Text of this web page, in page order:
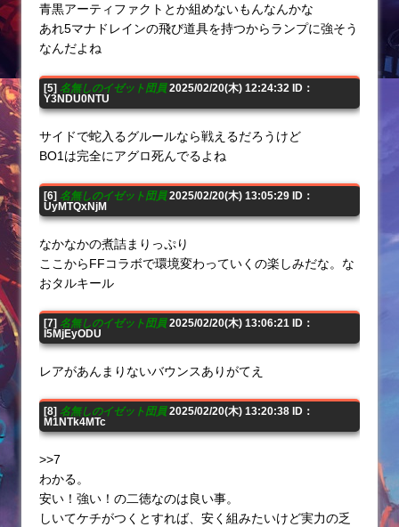
青黒アーティファクトとか組めないもんなんかな
あれ5マナドレインの飛び道具を持つからランプに強そう
なんだよね
[5] 名無しのイゼット団員2025/02/20(木) 12:24:32 ID：
Y3NDU0NTU
サイドで蛇入るグルールなら戦えるだろうけど
BO1は完全にアグロ死んでるよね
[6] 名無しのイゼット団員2025/02/20(木) 13:05:29 ID：
UyMTQxNjM
なかなかの煮詰まりっぷり
ここからFFコラボで環境変わっていくの楽しみだな。な
おタルキール
[7] 名無しのイゼット団員2025/02/20(木) 13:06:21 ID：
I5MjEyODU
レアがあんまりないバウンスありがてえ
[8] 名無しのイゼット団員2025/02/20(木) 13:20:38 ID：
M1NTk4MTc
>>7
わかる。
安い！強い！の二徳なのは良い事。
しいてケチがつくとすれば、安く組みたいけど実力の乏